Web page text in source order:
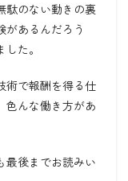
駄のない動きの裏
があるんだろう
た。
術で報酬を得る仕
色んな働き方があ
最後までお読みい